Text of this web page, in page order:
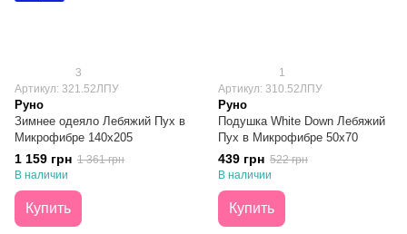
3
Артикул: 321.52ЛПУ
Руно
Зимнее одеяло Лебяжий Пух в
Микрофибре 140х205
1 159 грн 1 361 грн
В наличии
Купить
1
Артикул: 310.52ЛПУ
Руно
Подушка White Down Лебяжий
Пух в Микрофибре 50х70
439 грн 522 грн
В наличии
Купить